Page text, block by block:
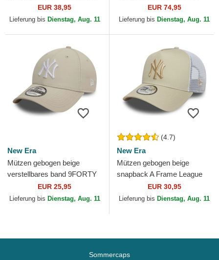
Essential der New York
Yankees MLB von New Era
EUR 38,95
Lieferung bis Dienstag, Aug. 11
Retro Crown Heritage der
New York Yankees MLB
EUR 74,95
Lieferung bis Dienstag, Aug. 11
New Era
Mützen gebogen beige
verstellbares band 9FORTY
League Essential der New
York Yankees MLB von New
EUR 25,95
Lieferung bis Dienstag, Aug. 11
(4.7)
New Era
Mützen gebogen beige
snapback A Frame League
Essential der New York
Yankees MLB von New Era
EUR 30,95
Lieferung bis Dienstag, Aug. 11
Sommercaps